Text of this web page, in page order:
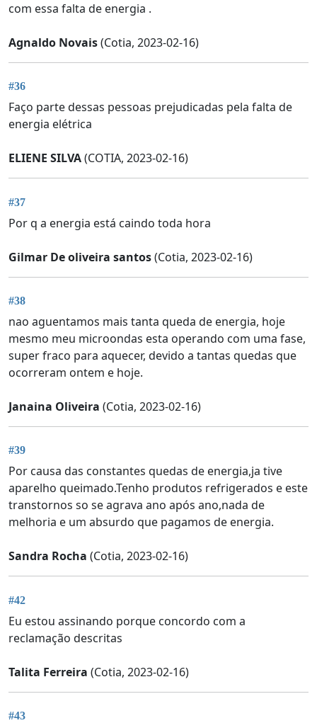
com essa falta de energia .
Agnaldo Novais(Cotia, 2023-02-16)
#36
Faço parte dessas pessoas prejudicadas pela falta de
energia elétrica
ELIENE SILVA(COTIA, 2023-02-16)
#37
Por q a energia está caindo toda hora
Gilmar De oliveira santos(Cotia, 2023-02-16)
#38
nao aguentamos mais tanta queda de energia, hoje
mesmo meu microondas esta operando com uma fase,
super fraco para aquecer, devido a tantas quedas que
ocorreram ontem e hoje.
Janaina Oliveira (Cotia, 2023-02-16)
#39
Por causa das constantes quedas de energia,ja tive
aparelho queimado.Tenho produtos refrigerados e este
transtornos so se agrava ano após ano,nada de
melhoria e um absurdo que pagamos de energia.
Sandra Rocha (Cotia, 2023-02-16)
#42
Eu estou assinando porque concordo com a
reclamação descritas
Talita Ferreira (Cotia, 2023-02-16)
#43